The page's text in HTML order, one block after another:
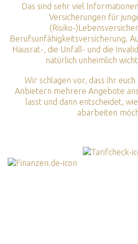
Das sind sehr viel
Versicherungen für
(Risiko-
Berufsunfähigkeitsversicherung.
Hausrat-, die Unfall- und die
natürlich unheimlich
Wir schlagen vor, dass ihr
Anbietern mehrere Angebote
lasst und dann entscheidet,
abarbeiten